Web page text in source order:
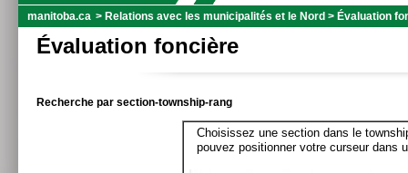
manitoba.ca > Relations avec les municipalités et le Nord > Évaluation
Évaluation foncière
Recherche par section-township-rang
Choisissez une section dans le
pouvez positionner votre curseur dans